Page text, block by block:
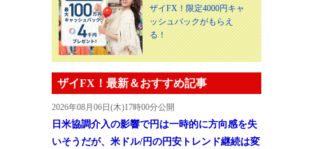
ザイFX！限定4000円キャ
ッシュバックがもらえ
る！
ザイFX！最新＆おすすめ記事
2026年08月06日(木)17時00分公開
日米協調介入の影響で円は一時的に方向感を失
いそうだが、米ドル/円の円安トレンド継続は変